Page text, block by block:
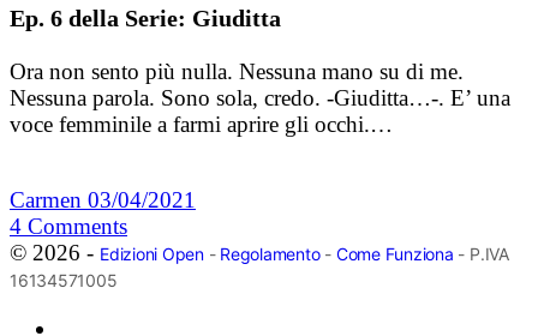
Ep. 6 della Serie: Giuditta
Ora non sento più nulla. Nessuna mano su di me.
Nessuna parola. Sono sola, credo. -Giuditta…-. E’ una
voce femminile a farmi aprire gli occhi.…
Carmen 03/04/2021
4 Comments
© 2026 - Edizioni Open- Regolamento- Come Funziona - P.IVA
16134571005